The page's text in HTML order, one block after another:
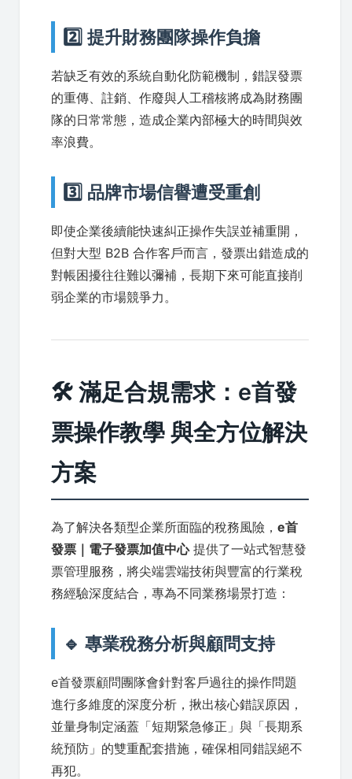
2️⃣ 提升財務團隊操作負擔
若缺乏有效的系統自動化防範機制，錯誤發票
的重傳、註銷、作廢與人工稽核將成為財務團
隊的日常常態，造成企業內部極大的時間與效
率浪費。
3️⃣ 品牌市場信譽遭受重創
即使企業後續能快速糾正操作失誤並補重開，
但對大型 B2B 合作客戶而言，發票出錯造成的
對帳困擾往往難以彌補，長期下來可能直接削
弱企業的市場競爭力。
🛠️ 滿足合規需求：e首發
票操作教學 與全方位解決
方案
為了解決各類型企業所面臨的稅務風險， e首
發票｜電子發票加值中心提供了一站式智慧發
票管理服務，將尖端雲端技術與豐富的行業稅
務經驗深度結合，專為不同業務場景打造：
🔹 專業稅務分析與顧問支持
e首發票顧問團隊會針對客戶過往的操作問題
進行多維度的深度分析，揪出核心錯誤原因，
並量身制定涵蓋「短期緊急修正」與「長期系
統預防」的雙重配套措施，確保相同錯誤絕不
再犯。